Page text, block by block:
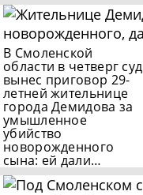
В Смоленской
области в четверг суд
вынес приговор 29-
летней жительнице
города Демидова за
умышленное
убийство
новорожденного
сына: ей дали…